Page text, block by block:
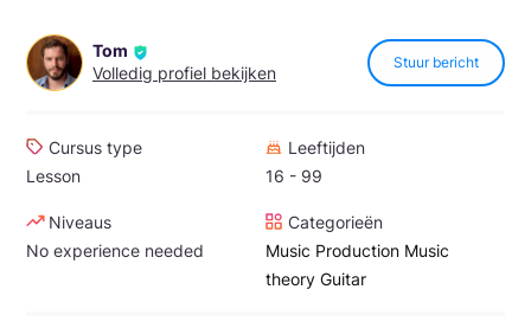
Tom
Volledig profiel bekijken
Stuur bericht
Cursus type
Lesson
Leeftijden
16 - 99
Niveaus
No experience needed
Categorieën
Music Production Music
theory Guitar